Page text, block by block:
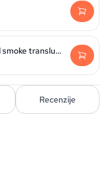
Hall Of Fame (5th anniv.gilded smoke translucent vinyl) (RSD2026)
Recenzije